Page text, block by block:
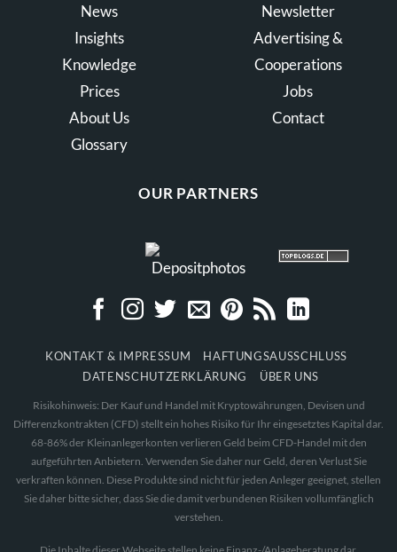
News
Insights
Knowledge
Prices
About Us
Glossary
Newsletter
Advertising &
Cooperations
Jobs
Contact
OUR PARTNERS
KONTAKT & IMPRESSUM
HAFTUNGSAUSSCHLUSS
DATENSCHUTZERKLÄRUNG
ÜBER UNS
Risikohinweis: Der Kauf und Handel mit Kryptowährungen, Devisen und
Differenzkontrakten (CFD) stellt ein hohes Risiko für Ihr eingesetztes Kapital dar.
68-86% der Kleinanlegerkonten verlieren Geld beim CFD-Handel mit den
aufgeführten Anbietern. Verwenden Sie daher nur Geld, deren Verlust Sie
verkraften können. Diese Produkte sind nicht für jeden Anleger geeignet, stellen
Sie daher bitte sicher, dass Sie die damit verbundenen Risiken vollumfänglich
verstehen.